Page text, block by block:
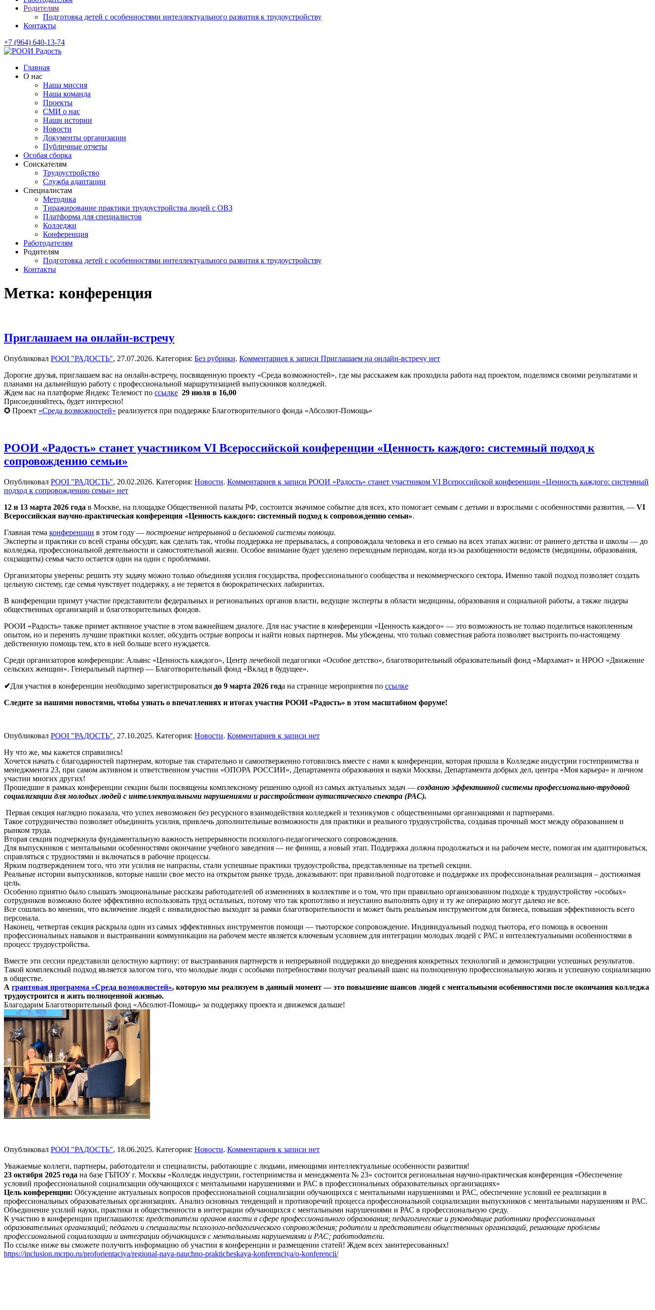
Родителям
Подготовка детей с особенностями интеллектуального развития к трудоустройству
Контакты
+7 (964) 640-13-74
Главная
О нас
Наша миссия
Наша команда
Проекты
СМИ о нас
Наши истории
Новости
Документы организации
Публичные отчеты
Особая сборка
Соискателям
Трудоустройство
Служба адаптации
Специалистам
Методика
Тиражирование практики трудоустройства людей с ОВЗ
Платформа для специалистов
Колледжи
Конференция
Работодателям
Родителям
Подготовка детей с особенностями интеллектуального развития к трудоустройству
Контакты
Метка: конференция
Приглашаем на онлайн-встречу
Опубликовал РООІ "РАДОСТЬ", 27.07.2026. Категория: Без рубрики. Комментариев к записи Приглашаем на онлайн-встречу нет
Дорогие друзья, приглашаем вас на онлайн-встречу, посвященную проекту «Среда возможностей», где мы расскажем как проходила работа над проектом, поделимся своими результатами и
планами на дальнейшую работу с профессиональной маршрутизацией выпускников колледжей.
Ждем вас на платформе Яндекс Телемост по ссылке 29 июля в 16,00
Присоединяйтесь, будет интересно!
✪ Проект «Среда возможностей» реализуется при поддержке Благотворительного фонда «Абсолют-Помощь»
РООИ «Радость» станет участником VI Всероссийской конференции «Ценность каждого: системный подход к
сопровождению семьи»
Опубликовал РООІ "РАДОСТЬ", 20.02.2026. Категория: Новости. Комментариев к записи РООИ «Радость» станет участником VI Всероссийской конференции «Ценность каждого: системный
подход к сопровождению семьи» нет
12 и 13 марта 2026 года в Москве, на площадке Общественной палаты РФ, состоится значимое событие для всех, кто помогает семьям с детьми и взрослыми с особенностями развития, — VI
Всероссийская научно-практическая конференция «Ценность каждого: системный подход к сопровождению семьи».
Главная тема конференции в этом году — построение непрерывной и бесшовной системы помощи.
Эксперты и практики со всей страны обсудят, как сделать так, чтобы поддержка не прерывалась, а сопровождала человека и его семью на всех этапах жизни: от раннего детства и школы — до
колледжа, профессиональной деятельности и самостоятельной жизни. Особое внимание будет уделено переходным периодам, когда из-за разобщенности ведомств (медицины, образования,
соцзащиты) семья часто остается один на один с проблемами.
Организаторы уверены: решить эту задачу можно только объединяя усилия государства, профессионального сообщества и некоммерческого сектора. Именно такой подход позволяет создать
цельную систему, где семья чувствует поддержку, а не теряется в бюрократических лабиринтах.
В конференции примут участие представители федеральных и региональных органов власти, ведущие эксперты в области медицины, образования и социальной работы, а также лидеры
общественных организаций и благотворительных фондов.
РООИ «Радость» также примет активное участие в этом важнейшем диалоге. Для нас участие в конференции «Ценность каждого» — это возможность не только поделиться накопленным
опытом, но и перенять лучшие практики коллег, обсудить острые вопросы и найти новых партнеров. Мы убеждены, что только совместная работа позволяет выстроить по-настоящему
действенную помощь тем, кто в ней больше всего нуждается.
Среди организаторов конференции: Альянс «Ценность каждого», Центр лечебной педагогики «Особое детство», благотворительный образовательный фонд «Мархамат» и НРОО «Движение
сельских женщин». Генеральный партнер — Благотворительный фонд «Вклад в будущее».
✔Для участия в конференции необходимо зарегистрироваться до 9 марта 2026 года на странице мероприятия по ссылке
Следите за нашими новостями, чтобы узнать о впечатлениях и итогах участия РООИ «Радость» в этом масштабном форуме!
Опубликовал РООІ "РАДОСТЬ", 27.10.2025. Категория: Новости. Комментариев к записи нет
Ну что же, мы кажется справились!
Хочется начать с благодарностей партнерам, которые так старательно и самоотверженно готовились вместе с нами к конференции, которая прошла в Колледже индустрии гостеприимства и
менеджмента 23, при самом активном и ответственном участии «ОПОРА РОССИИ», Департамента образования и науки Москвы, Департамента добрых дел, центра «Моя карьера» и личном
участии многих других!
Прошедшие в рамках конференции секции были посвящены комплексному решению одной из самых актуальных задач — созданию эффективной системы профессионально-трудовой
социализации для молодых людей с интеллектуальными нарушениями и расстройством аутистического спектра (РАС).
Первая секция наглядно показала, что успех невозможен без ресурсного взаимодействия колледжей и техникумов с общественными организациями и партнерами.
Такое сотрудничество позволяет объединить усилия, привлечь дополнительные возможности для практики и реального трудоустройства, создавая прочный мост между образованием и
рынком труда.
Вторая секция подчеркнула фундаментальную важность непрерывности психолого-педагогического сопровождения.
Для выпускников с ментальными особенностями окончание учебного заведения — не финиш, а новый этап. Поддержка должна продолжаться и на рабочем месте, помогая им адаптироваться,
справляться с трудностями и включаться в рабочие процессы.
Ярким подтверждением того, что эти усилия не напрасны, стали успешные практики трудоустройства, представленные на третьей секции.
Реальные истории выпускников, которые нашли свое место на открытом рынке труда, доказывают: при правильной подготовке и поддержке их профессиональная реализация – достижимая
цель.
Особенно приятно было слышать эмоциональные рассказы работодателей об изменениях в коллективе и о том, что при правильно организованном подходе к трудоустройству «особых»
сотрудников возможно более эффективно использовать труд остальных, потому что так кропотливо и неустанно выполнять одну и ту же операцию могут далеко не все.
Все сошлись во мнении, что включение людей с инвалидностью выходит за рамки благотворительности и может быть реальным инструментом для бизнеса, повышая эффективность всего
персонала.
Наконец, четвертая секция раскрыла один из самых эффективных инструментов помощи — тьюторское сопровождение. Индивидуальный подход тьютора, его помощь в освоении
профессиональных навыков и выстраивании коммуникации на рабочем месте является ключевым условием для интеграции молодых людей с РАС и интеллектуальными особенностями в
процесс трудоустройства.
Вместе эти сессии представили целостную картину: от выстраивания партнерств и непрерывной поддержки до внедрения конкретных технологий и демонстрации успешных результатов.
Такой комплексный подход является залогом того, что молодые люди с особыми потребностями получат реальный шанс на полноценную профессиональную жизнь и успешную социализацию
в обществе.
А грантовая программа «Среда возможностей», которую мы реализуем в данный момент — это повышение шансов людей с ментальными особенностями после окончания колледжа
трудоустроится и жить полноценной жизнью.
Благодарим Благотворительный фонд «Абсолют-Помощь» за поддержку проекта и движемся дальше!
Опубликовал РООІ "РАДОСТЬ", 18.06.2025. Категория: Новости. Комментариев к записи нет
Уважаемые коллеги, партнеры, работодатели и специалисты, работающие с людьми, имеющими интеллектуальные особенности развития!
23 октября 2025 года на базе ГБПОУ г. Москвы «Колледж индустрии, гостеприимства и менеджмента № 23» состоится региональная научно-практическая конференция «Обеспечение
условий профессиональной социализации обучающихся с ментальными нарушениями и РАС в профессиональных образовательных организациях»
Цель конференции: Обсуждение актуальных вопросов профессиональной социализации обучающихся с ментальными нарушениями и РАС, обеспечение условий ее реализации в
профессиональных образовательных организациях. Анализ основных тенденций и противоречий процесса профессиональной социализации выпускников с ментальными нарушениям и РАС.
Объединение усилий науки, практики и общественности в интеграции обучающихся с ментальными нарушениями и РАС в профессиональную среду.
К участию в конференции приглашаются: представители органов власти в сфере профессионального образования; педагогические и руководящие работники профессиональных
образовательных организаций; педагоги и специалисты психолого-педагогического сопровождения; родители и представители общественных организаций, решающие проблемы
профессиональной социализации и интеграции обучающихся с ментальными нарушениями и РАС; работодатели.
По ссылке ниже вы сможете получить информацию об участии в конференции и размещении статей! Ждем всех заинтересованных!
https://inclusion.mcrpo.ru/proforientaciya/regional-naya-nauchno-prakticheskaya-konferenciya/o-konferencii/